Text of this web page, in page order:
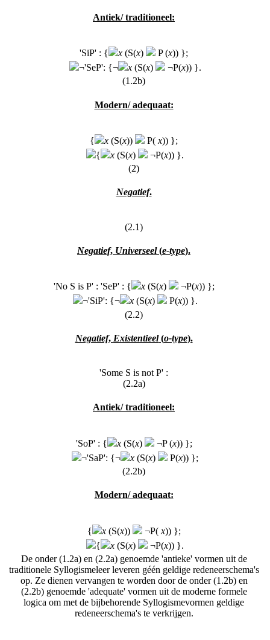
Antiek/ traditioneel:
'SiP' : { x (S(x) P(x)) };
¬'SeP': {¬
x(S(x) ¬P(x)) }.
(1.2b)
Modern/ adequaat:
{ x (S(x)) P( x)) };
{
x (S(x) ¬P(x)) }.
(2)
Negatief.
(2.1)
Negatief, Universeel(e-type).
'No S is P' : 'SeP' : { x(S(x) ¬P(x)) };
¬'SiP': {¬
x(S(x) P(x)) }.
(2.2)
Negatief, Existentieel(o-type).
'Some S is not P' :
(2.2a)
Antiek/ traditioneel:
'SoP' : { x(S(x) ¬P (x)) };
¬'SaP': {¬
x (S(x) P(x)) };
(2.2b)
Modern/ adequaat:
{ x(S(x)) ¬P( x)) };
{
x (S(x) ¬P(x)) }.
De onder (1.2a) en (2.2a) genoemde 'antieke' vormen uit de
traditionele Syllogismeleer leveren géén geldige redeneerschema's
op. Ze dienen vervangen te worden door de onder (1.2b) en
(2.2b) genoemde 'adequate' vormen uit de moderne formele
logica om met de bijbehorende Syllogismevormen geldige
redeneerschema's te verkrijgen.